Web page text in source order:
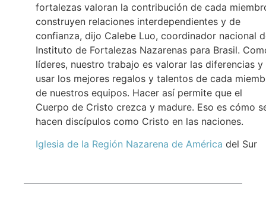
fortalezas valoran la contribución de cada
construyen relaciones interdependientes y de
confianza, dijo Calebe Luo, coordinador nacional
Instituto de Fortalezas Nazarenas para Brasil.
líderes, nuestro trabajo es valorar las diferencias y
usar los mejores regalos y talentos de cada
de nuestros equipos. Hacer así permite que el
Cuerpo de Cristo crezca y madure. Eso es cómo
hacen discípulos como Cristo en las naciones.
Iglesia de la Región Nazarena de América del Sur